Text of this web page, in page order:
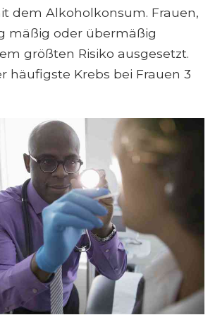
dem Alkoholkonsum. Frauen,
mäßig oder übermäßig
größten Risiko ausgesetzt.
häufigste Krebs bei Frauen 3